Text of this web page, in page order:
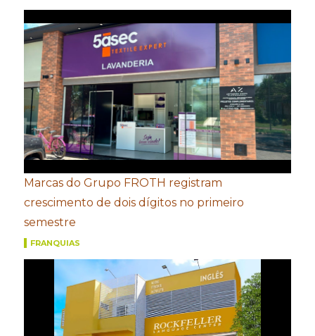
Marcas do Grupo FROTH registram
crescimento de dois dígitos no primeiro
semestre
FRANQUIAS